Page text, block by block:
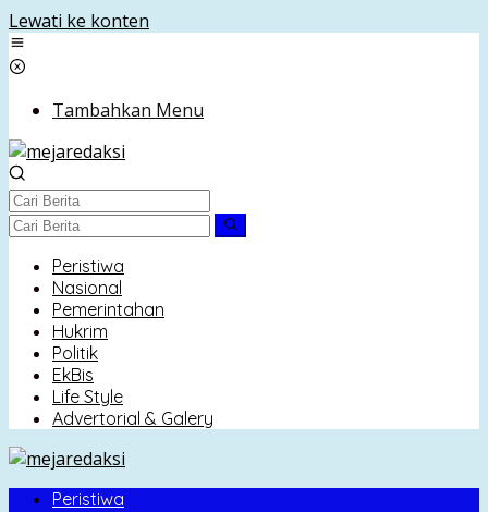
Lewati ke konten
Tambahkan Menu
Peristiwa
Nasional
Pemerintahan
Hukrim
Politik
EkBis
Life Style
Advertorial & Galery
Peristiwa